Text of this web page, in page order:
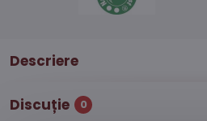
Descriere
Discuție 0